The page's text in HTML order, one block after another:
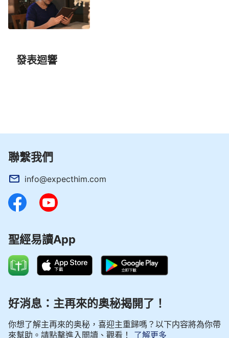
佈之中存活。人的心、人的靈在神的掌握之中，人的
一切生活也都在神的眼目之中，無論你是否相信這一
東西，都將隨著神的意念而轉動、變化、更新以至消
失，這就是神主宰萬物的方式。……神在為著人類的
去體察神的傷與神的痛。人都在聽到神的聲音之後仍
迴避神的 真理
……人只知道食物是人生命延續的根本，毅力是人生
的恩澤與供應人絲毫都察覺不到，就這樣將神賜的生
命白白地消耗著……沒有一個神日夜看顧著的人來主
動朝拜神，神只是在沒有任何指望的人身上作著計劃
中的工作，希望有一天，人能從夢中醒來，突然明白
付的代價，明白神苦苦期待人能回轉的急切心理。」
（《神是人生命的源頭》）神的話猶如一股暖流湧上我
心頭，我一直以來的迷茫無助，不知人生意義為何的
發表迴響
聯繫我們
info@expecthim.com
聖經易讀App
好消息：主再來的奥秘揭開了！
你想了解主再來的奥秘，喜迎主重歸嗎？以下内容將為你帶
來幫助。請點擊進入閲讀、觀看！
了解更多